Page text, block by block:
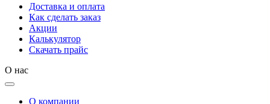
Доставка и оплата
Как сделать заказ
Акции
Калькулятор
Скачать прайс
О нас
О компании